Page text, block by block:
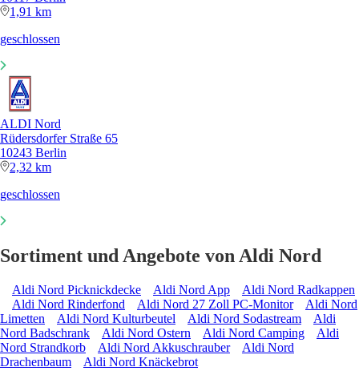
1,91 km
geschlossen
ALDI Nord
Rüdersdorfer Straße 65
10243 Berlin
2,32 km
geschlossen
Sortiment und Angebote von Aldi Nord
Aldi Nord Picknickdecke Aldi Nord App
Aldi Nord Radkappen
Aldi Nord Rinderfond
Aldi Nord 27 Zoll PC-Monitor
Aldi Nord
Limetten
Aldi Nord Kulturbeutel Aldi Nord Sodastream
Aldi
Nord Badschrank
Aldi Nord Ostern Aldi Nord Camping
Aldi
Nord Strandkorb
Aldi Nord Akkuschrauber
Aldi Nord
Drachenbaum
Aldi Nord Knäckebrot